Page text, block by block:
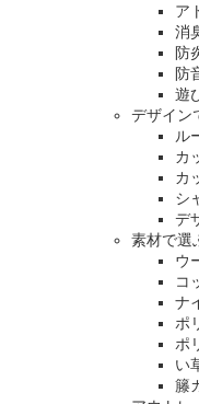
ア
消
防
防
遊
デザイン
ル
カ
カ
シ
デ
素材で選
ウ
コ
ナ
ポ
ポ
い
籐